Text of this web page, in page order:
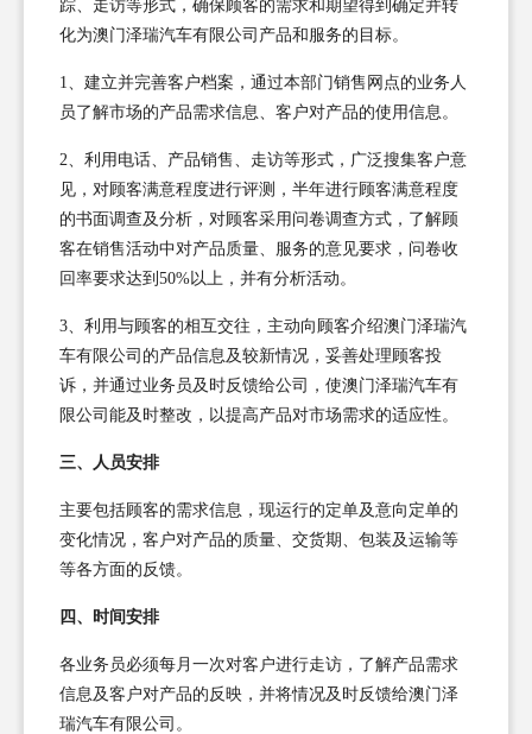
踪、走访等形式，确保顾客的需求和期望得到确定并转
化为澳门泽瑞汽车有限公司产品和服务的目标。
1、建立并完善客户档案，通过本部门销售网点的业务人
员了解市场的产品需求信息、客户对产品的使用信息。
2、利用电话、产品销售、走访等形式，广泛搜集客户意
见，对顾客满意程度进行评测，半年进行顾客满意程度
的书面调查及分析，对顾客采用问卷调查方式，了解顾
客在销售活动中对产品质量、服务的意见要求，问卷收
回率要求达到50%以上，并有分析活动。
3、利用与顾客的相互交往，主动向顾客介绍澳门泽瑞汽
车有限公司的产品信息及较新情况，妥善处理顾客投
诉，并通过业务员及时反馈给公司，使澳门泽瑞汽车有
限公司能及时整改，以提高产品对市场需求的适应性。
三、人员安排
主要包括顾客的需求信息，现运行的定单及意向定单的
变化情况，客户对产品的质量、交货期、包装及运输等
等各方面的反馈。
四、时间安排
各业务员必须每月一次对客户进行走访，了解产品需求
信息及客户对产品的反映，并将情况及时反馈给澳门泽
瑞汽车有限公司。